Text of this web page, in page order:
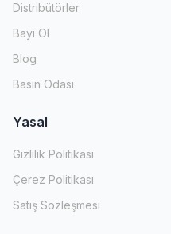
Distribütörler
Bayi Ol
Blog
Basın Odası
Yasal
Gizlilik Politikası
Çerez Politikası
Satış Sözleşmesi